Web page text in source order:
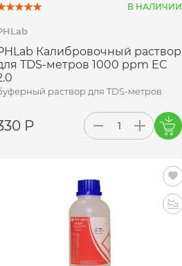
В НАЛИЧИИ
Калибровочный раствор
TDS-метров 1000 ppm EC
раствор для TDS-метров
Р